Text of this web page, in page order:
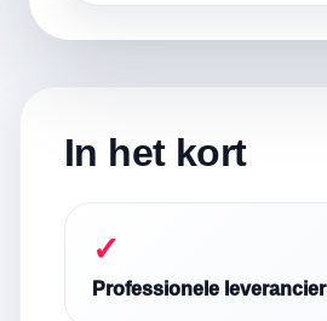
In het kort
✓
Professionele leverancier